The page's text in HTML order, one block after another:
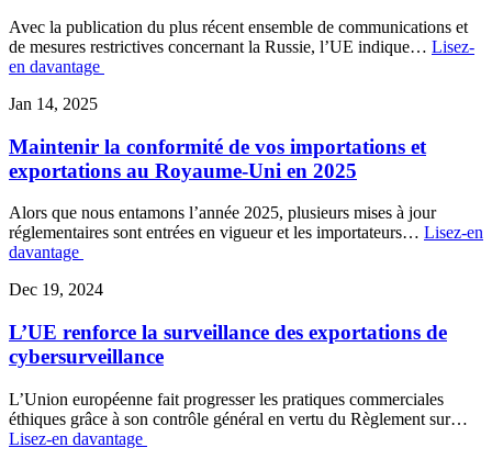
Avec la publication du plus récent ensemble de communications et
de mesures restrictives concernant la Russie, l’UE indique… Lisez-
en davantage
Jan 14, 2025
Maintenir la conformité de vos importations et
exportations au Royaume-Uni en 2025
Alors que nous entamons l’année 2025, plusieurs mises à jour
réglementaires sont entrées en vigueur et les importateurs… Lisez-en
davantage
Dec 19, 2024
L’UE renforce la surveillance des exportations de
cybersurveillance
L’Union européenne fait progresser les pratiques commerciales
éthiques grâce à son contrôle général en vertu du Règlement sur…
Lisez-en davantage